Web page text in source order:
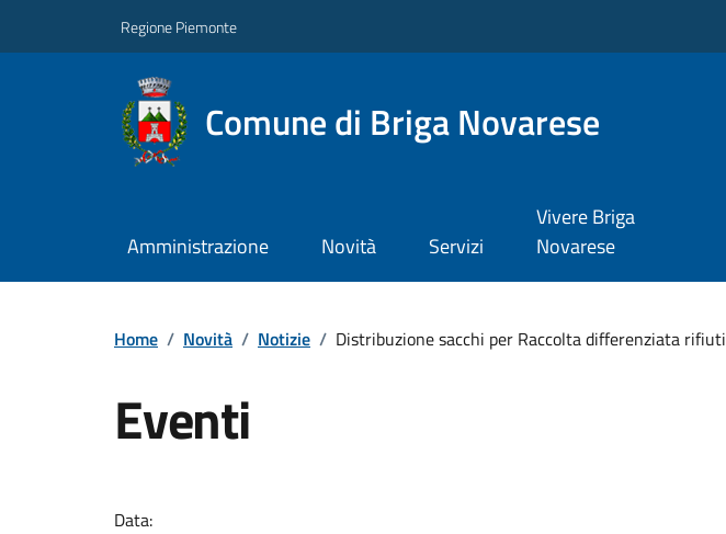
Regione Piemonte
Comune di Briga Novarese
Amministrazione Novità Servizi
Vivere Briga
Novarese
Home / Novità / Notizie / Distribuzione sacchi per Raccolta differenziata rifiuti
Eventi
Data: